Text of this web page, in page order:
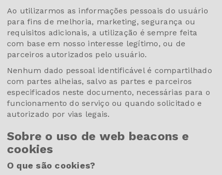
Ao utilizarmos as informações pessoais do usuário
para fins de melhoria, marketing, segurança ou
requisitos adicionais, a utilização é sempre feita
com base em nosso interesse legítimo, ou de
parceiros autorizados pelo usuário.
Nenhum dado pessoal identificável é compartilhado
com partes alheias, salvo as partes e parceiros
especificados neste documento, necessárias para o
funcionamento do serviço ou quando solicitado e
autorizado por vias legais.
Sobre o uso de web beacons e
cookies
O que são cookies?